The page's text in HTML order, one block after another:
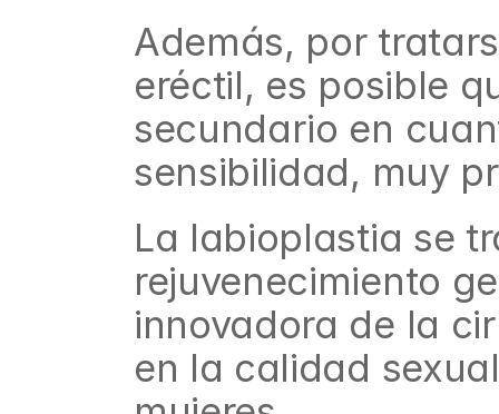
Además, por
eréctil, es posible
secundario en
sensibilidad, muy
La labioplastia se
rejuvenecimiento
innovadora de la
en la calidad